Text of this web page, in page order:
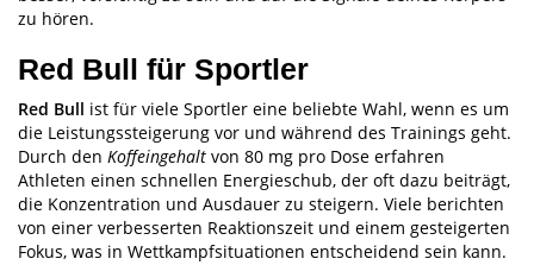
zu hören.
Red Bull für Sportler
Red Bull ist für viele Sportler eine beliebte Wahl, wenn es um
die Leistungssteigerung vor und während des Trainings geht.
Durch den Koffeingehalt von 80 mg pro Dose erfahren
Athleten einen schnellen Energieschub, der oft dazu beiträgt,
die Konzentration und Ausdauer zu steigern. Viele berichten
von einer verbesserten Reaktionszeit und einem gesteigerten
Fokus, was in Wettkampfsituationen entscheidend sein kann.